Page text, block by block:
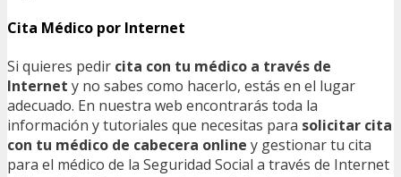
Cita Médico por Internet
Si quieres pedir cita con tu médico a través de
Internet y no sabes como hacerlo, estás en el lugar
adecuado. En nuestra web encontrarás toda la
información y tutoriales que necesitas para solicitar cita
con tu médico de cabecera online y gestionar tu cita
para el médico de la Seguridad Social a través de Internet